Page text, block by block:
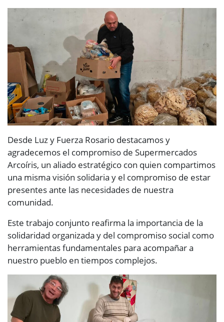
Desde Luz y Fuerza Rosario destacamos y
agradecemos el compromiso de Supermercados
Arcoíris, un aliado estratégico con quien compartimos
una misma visión solidaria y el compromiso de estar
presentes ante las necesidades de nuestra
comunidad.
Este trabajo conjunto reafirma la importancia de la
solidaridad organizada y del compromiso social como
herramientas fundamentales para acompañar a
nuestro pueblo en tiempos complejos.